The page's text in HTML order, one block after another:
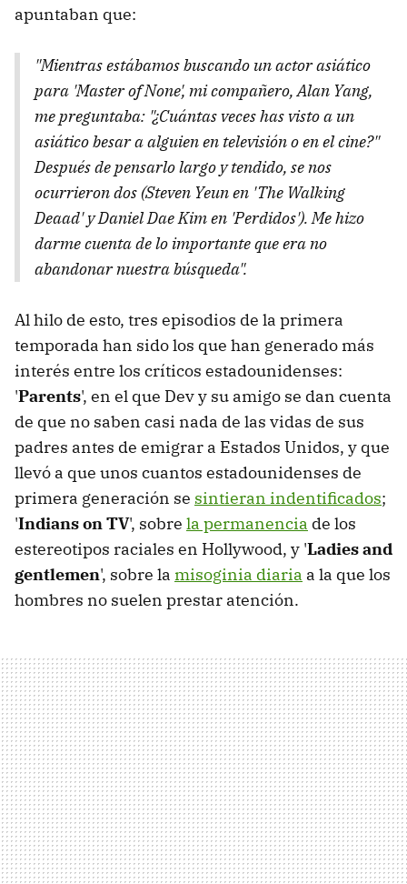
apuntaban que:
"Mientras estábamos buscando un actor asiático
para 'Master of None', mi compañero, Alan Yang,
me preguntaba: "¿Cuántas veces has visto a un
asiático besar a alguien en televisión o en el cine?"
Después de pensarlo largo y tendido, se nos
ocurrieron dos (Steven Yeun en 'The Walking
Deaad' y Daniel Dae Kim en 'Perdidos'). Me hizo
darme cuenta de lo importante que era no
abandonar nuestra búsqueda".
Al hilo de esto, tres episodios de la primera
temporada han sido los que han generado más
interés entre los críticos estadounidenses:
'Parents', en el que Dev y su amigo se dan cuenta
de que no saben casi nada de las vidas de sus
padres antes de emigrar a Estados Unidos, y que
llevó a que unos cuantos estadounidenses de
primera generación se sintieran indentificados;
'Indians on TV', sobre la permanencia de los
estereotipos raciales en Hollywood, y 'Ladies and
gentlemen', sobre la misoginia diaria a la que los
hombres no suelen prestar atención.